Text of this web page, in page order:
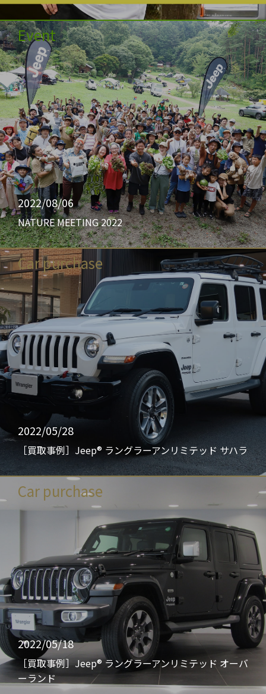
Event
2022/08/06
NATURE MEETING 2022
Car purchase
2022/05/28
［買取事例］Jeep® ラングラーアンリミテッド サハラ
Car purchase
2022/05/18
［買取事例］Jeep® ラングラーアンリミテッド オーバ
ーランド